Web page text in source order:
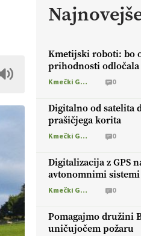
Kmetijski roboti: bo
prihodnosti odločala
prednosti za kmetijo?
Kmečki Glas 0
Digitalno od satelita
prašičjega korita
Kmečki Glas 0
Digitalizacija z GPS
avtonomnimi sistemi
Kmečki Glas 0
Pomagajmo družini
uničujočem požaru